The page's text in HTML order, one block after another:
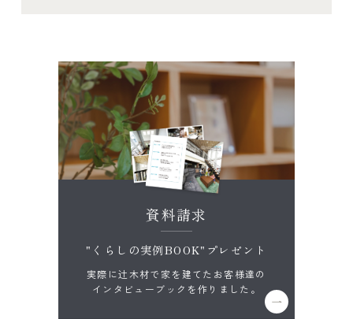
資料請求
"くらしの実例BOOK"プレゼント
実際に辻木材で家を建てたお客様達の
インタビューブックを作りました。